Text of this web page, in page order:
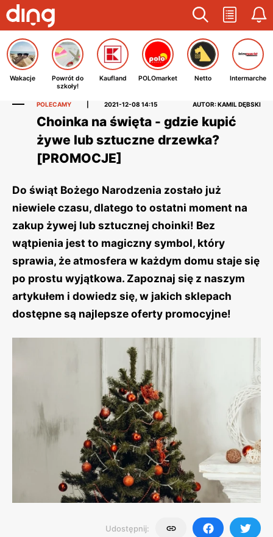
Wakacje
Powrót do
szkoły!
Kaufland POLOmarket Netto Intermarche
POLECAMY 2021-12-08 14:15 AUTOR: KAMIL DĘBSKI
Choinka na święta - gdzie kupić
żywe lub sztuczne drzewka?
[PROMOCJE]
Do świąt Bożego Narodzenia zostało już
niewiele czasu, dlatego to ostatni moment na
zakup żywej lub sztucznej choinki! Bez
wątpienia jest to magiczny symbol, który
sprawia, że atmosfera w każdym domu staje się
po prostu wyjątkowa. Zapoznaj się z naszym
artykułem i dowiedz się, w jakich sklepach
dostępne są najlepsze oferty promocyjne!
Udostępnij: